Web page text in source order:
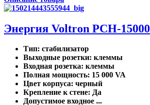
Энергия Voltron РСН-15000
Тип: стабилизатор
Выходные розетки: клеммы
Входная розетка: клеммы
Полная мощность: 15 000 VA
Цвет корпуса: черный
Крепление к стене: Да
Допустимое входное ...